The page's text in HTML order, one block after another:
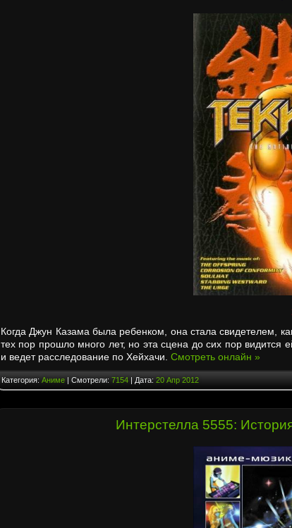
Когда Джун Казама была ребенком, она стала свидетелем,
тех пор прошло много лет, но эта сцена до сих пор
и ведет расследование по Хейхачи. Смотреть онлайн »
Категория: Аниме | Смотрели: 7154 | Дата: 20 Апр 2012
Интерстелла 5555: